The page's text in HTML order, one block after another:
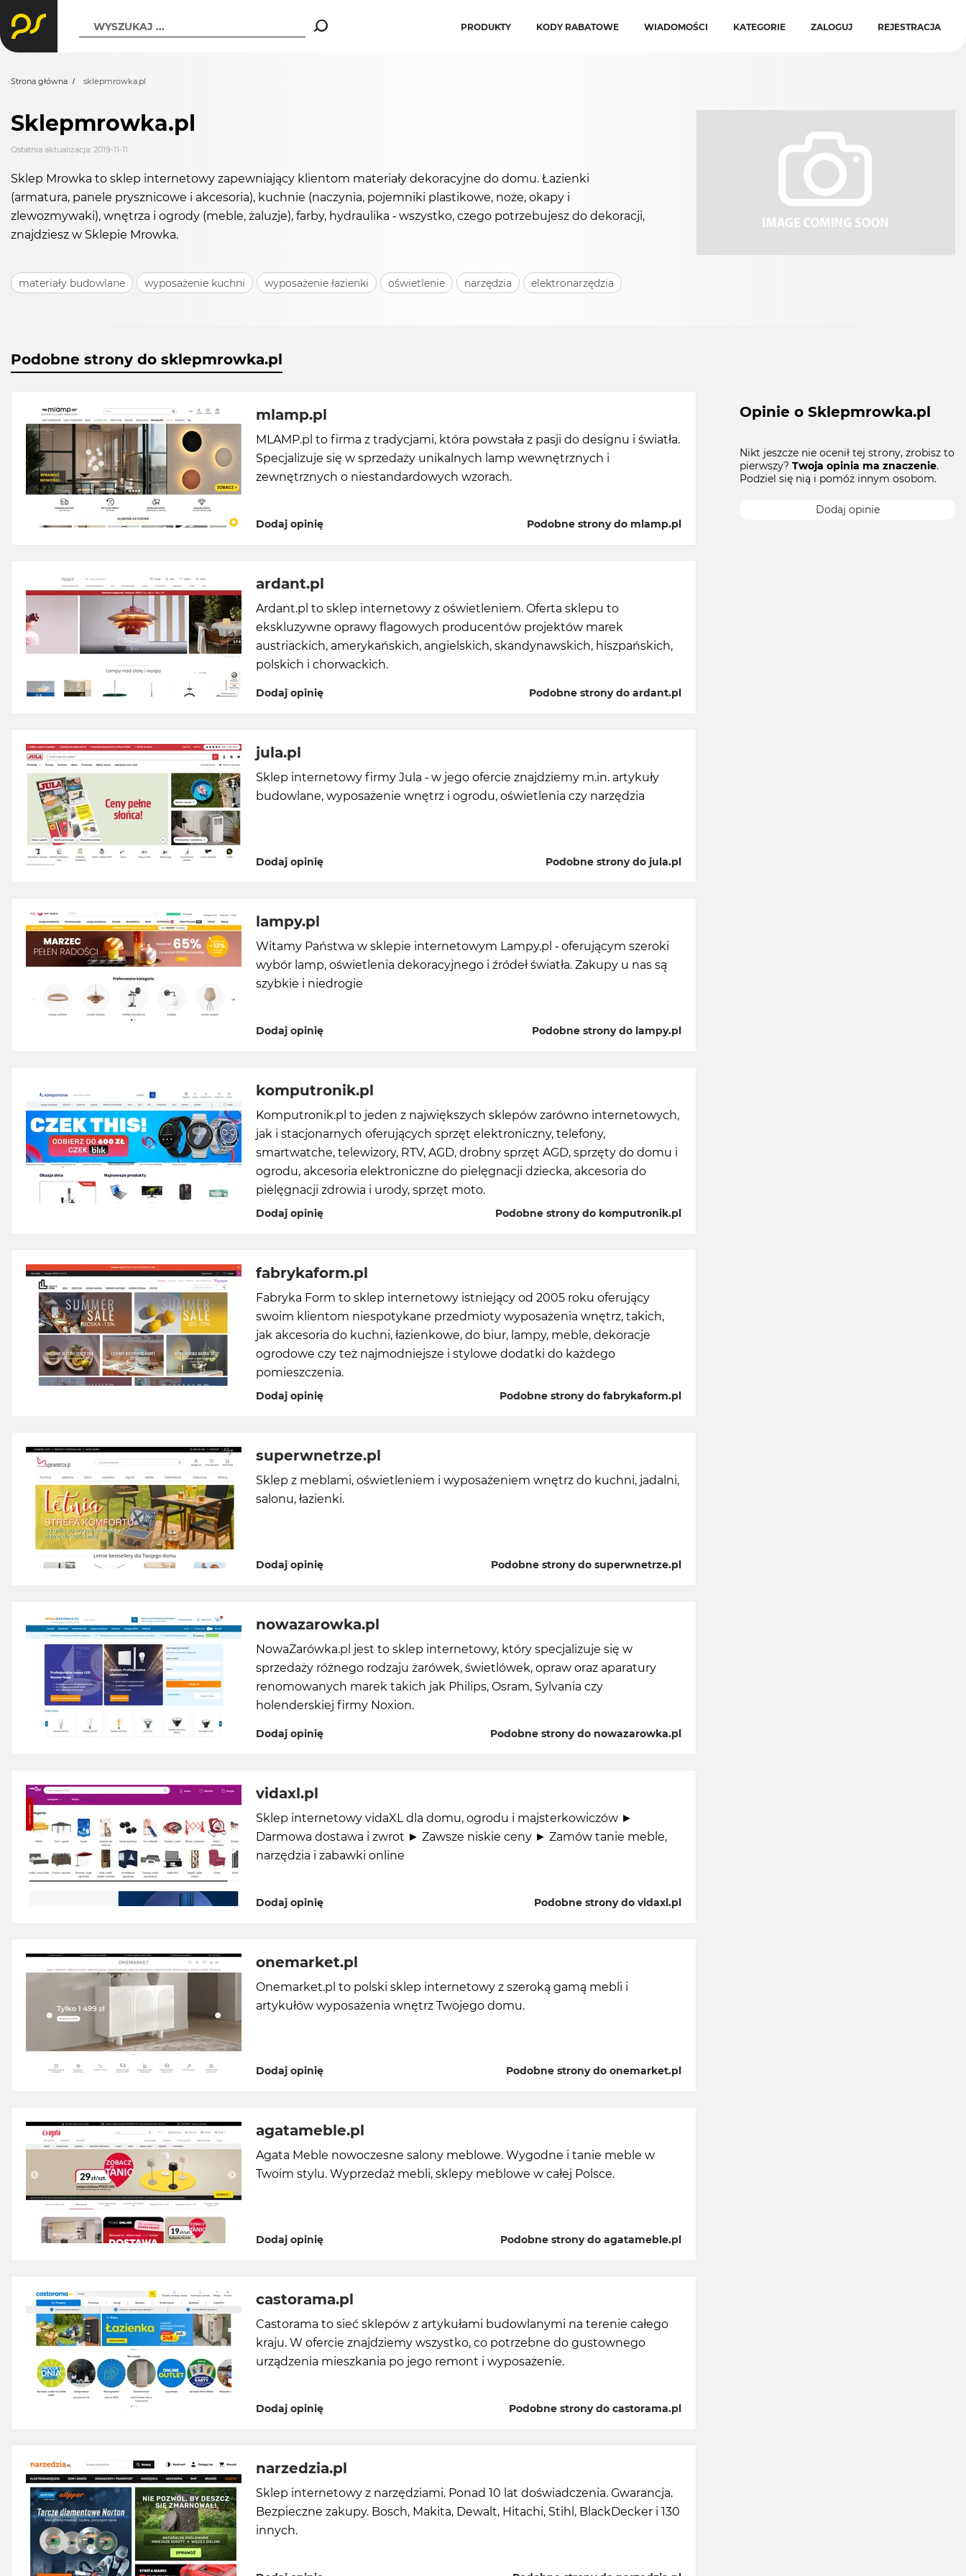
WYSZUKAJ ... PRODUKTY KODY RABATOWE WIADOMOŚCI KATEGORIE ZALOGUJ REJESTRACJA
Strona główna sklepmrowka.pl
Sklepmrowka.pl
Ostatnia aktualizacja: 2019-11-11
Sklep Mrowka to sklep internetowy zapewniający klientom materiały dekoracyjne do domu. Łazienki
(armatura, panele prysznicowe i akcesoria), kuchnie (naczynia, pojemniki plastikowe, noże, okapy i
zlewozmywaki), wnętrza i ogrody (meble, żaluzje), farby, hydraulika - wszystko, czego potrzebujesz do dekoracji,
znajdziesz w Sklepie Mrowka.
materiały budowlane wyposażenie kuchni wyposażenie łazienki oświetlenie narzędzia elektronarzędzia
Podobne strony do sklepmrowka.pl
mlamp.pl
MLAMP.pl to firma z tradycjami, która powstała z pasji do designu i światła.
Specjalizuje się w sprzedaży unikalnych lamp wewnętrznych i
zewnętrznych o niestandardowych wzorach.
Dodaj opinię Podobne strony do mlamp.pl
ardant.pl
Ardant.pl to sklep internetowy z oświetleniem. Oferta sklepu to
ekskluzywne oprawy flagowych producentów projektów marek
austriackich, amerykańskich, angielskich, skandynawskich, hiszpańskich,
polskich i chorwackich.
Dodaj opinię Podobne strony do ardant.pl
jula.pl
Sklep internetowy firmy Jula - w jego ofercie znajdziemy m.in. artykuły
budowlane, wyposażenie wnętrz i ogrodu, oświetlenia czy narzędzia
Dodaj opinię Podobne strony do jula.pl
lampy.pl
Witamy Państwa w sklepie internetowym Lampy.pl - oferującym szeroki
wybór lamp, oświetlenia dekoracyjnego i źródeł światła. Zakupy u nas są
szybkie i niedrogie
Dodaj opinię Podobne strony do lampy.pl
komputronik.pl
Komputronik.pl to jeden z największych sklepów zarówno internetowych,
jak i stacjonarnych oferujących sprzęt elektroniczny, telefony,
smartwatche, telewizory, RTV, AGD, drobny sprzęt AGD, sprzęty do domu i
ogrodu, akcesoria elektroniczne do pielęgnacji dziecka, akcesoria do
pielęgnacji zdrowia i urody, sprzęt moto.
Dodaj opinię Podobne strony do komputronik.pl
fabrykaform.pl
Fabryka Form to sklep internetowy istniejący od 2005 roku oferujący
swoim klientom niespotykane przedmioty wyposażenia wnętrz, takich,
jak akcesoria do kuchni, łazienkowe, do biur, lampy, meble, dekoracje
ogrodowe czy też najmodniejsze i stylowe dodatki do każdego
pomieszczenia.
Dodaj opinię Podobne strony do fabrykaform.pl
superwnetrze.pl
Sklep z meblami, oświetleniem i wyposażeniem wnętrz do kuchni, jadalni,
salonu, łazienki.
Dodaj opinię Podobne strony do superwnetrze.pl
nowazarowka.pl
NowaŻarówka.pl jest to sklep internetowy, który specjalizuje się w
sprzedaży różnego rodzaju żarówek, świetlówek, opraw oraz aparatury
renomowanych marek takich jak Philips, Osram, Sylvania czy
holenderskiej firmy Noxion.
Dodaj opinię Podobne strony do nowazarowka.pl
vidaxl.pl
Sklep internetowy vidaXL dla domu, ogrodu i majsterkowiczów ►
Darmowa dostawa i zwrot ► Zawsze niskie ceny ► Zamów tanie meble,
narzędzia i zabawki online
Dodaj opinię Podobne strony do vidaxl.pl
onemarket.pl
Onemarket.pl to polski sklep internetowy z szeroką gamą mebli i
artykułów wyposażenia wnętrz Twojego domu.
Dodaj opinię Podobne strony do onemarket.pl
agatameble.pl
Agata Meble nowoczesne salony meblowe. Wygodne i tanie meble w
Twoim stylu. Wyprzedaż mebli, sklepy meblowe w całej Polsce.
Dodaj opinię Podobne strony do agatameble.pl
castorama.pl
Castorama to sieć sklepów z artykułami budowlanymi na terenie całego
kraju. W ofercie znajdziemy wszystko, co potrzebne do gustownego
urządzenia mieszkania po jego remont i wyposażenie.
Dodaj opinię Podobne strony do castorama.pl
narzedzia.pl
Sklep internetowy z narzędziami. Ponad 10 lat doświadczenia. Gwarancja.
Bezpieczne zakupy. Bosch, Makita, Dewalt, Hitachi, Stihl, BlackDecker i 130
innych.
Opinie o Sklepmrowka.pl
Nikt jeszcze nie ocenił tej strony, zrobisz to
pierwszy? Twoja opinia ma znaczenie.
Podziel się nią i pomóż innym osobom.
Dodaj opinie